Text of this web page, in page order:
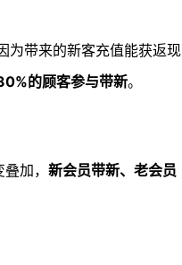
为带来的新客充值能获返现
的顾客参与带新。
加， 新会员带新、老会员